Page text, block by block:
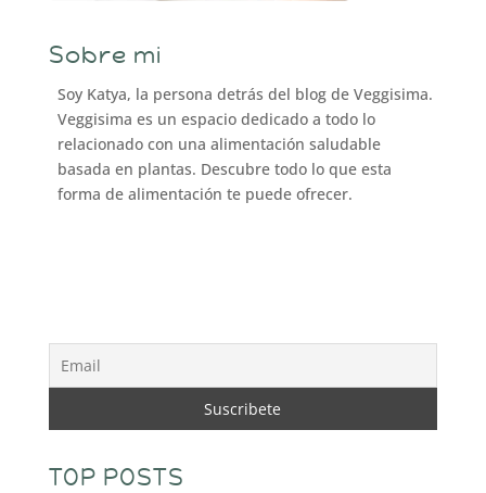
Sobre mi
Soy Katya, la persona detrás del blog de Veggisima.
Veggisima es un espacio dedicado a todo lo
relacionado con una alimentación saludable
basada en plantas. Descubre todo lo que esta
forma de alimentación te puede ofrecer.
TOP POSTS